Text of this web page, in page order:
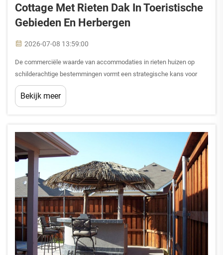
Cottage Met Rieten Dak In Toeristische
Gebieden En Herbergen
2026-07-08 13:59:00
De commerciële waarde van accommodaties in rieten huizen op
schilderachtige bestemmingen vormt een strategische kans voor
horecagelegenheden die hun aanbod willen onderscheiden en willen
profiteren van de groeiende vraag naar authentieke, door de natuur
Bekijk meer